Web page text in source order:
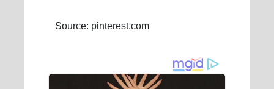
Source: pinterest.com